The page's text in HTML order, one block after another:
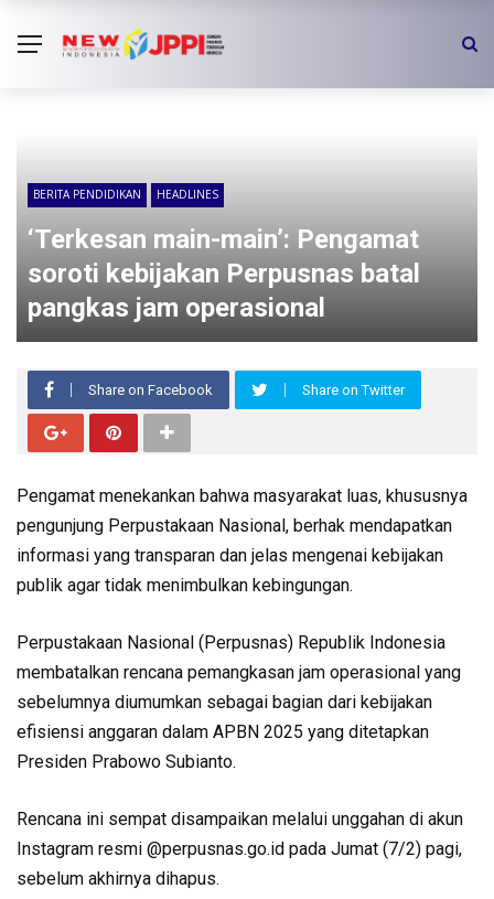
BERITA PENDIDIKAN HEADLINES
‘Terkesan main-main’: Pengamat
soroti kebijakan Perpusnas batal
pangkas jam operasional
Share on Facebook Share on Twitter
Pengamat menekankan bahwa masyarakat luas, khususnya
pengunjung Perpustakaan Nasional, berhak mendapatkan
informasi yang transparan dan jelas mengenai kebijakan
publik agar tidak menimbulkan kebingungan.
Perpustakaan Nasional (Perpusnas) Republik Indonesia
membatalkan rencana pemangkasan jam operasional yang
sebelumnya diumumkan sebagai bagian dari kebijakan
efisiensi anggaran dalam APBN 2025 yang ditetapkan
Presiden Prabowo Subianto.
Rencana ini sempat disampaikan melalui unggahan di akun
Instagram resmi @perpusnas.go.id pada Jumat (7/2) pagi,
sebelum akhirnya dihapus.